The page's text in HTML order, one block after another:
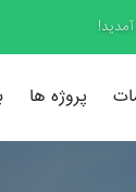
پروژه ها